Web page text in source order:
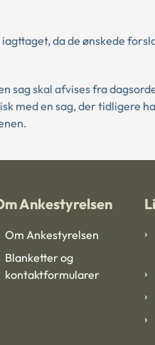
da de ønskede
sag skal afvises fra
med en sag, der tidligere
Ankestyrelsen
Om Ankestyrelsen
Blanketter og
kontaktformularer